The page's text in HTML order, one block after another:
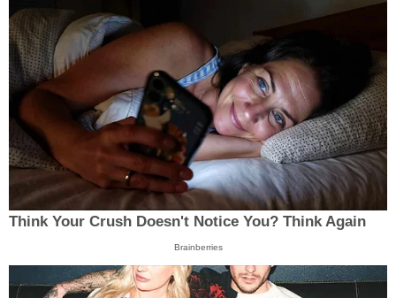
Think Your Crush Doesn't Notice You? Think Again
Brainberries